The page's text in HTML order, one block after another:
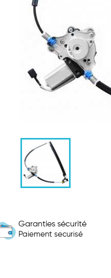
Garanties sécurité
Paiement securisé